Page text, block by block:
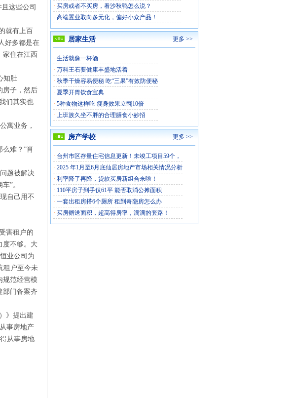
这些公司
就有上百
好多都是在
家住在江西
知肚
房子，然后
们其实也
寓业务，
难？”肖
题被解决
”。
自己用不
害租户的
度不够。大
业公司为
租户至今未
规范经营模
部门备案齐
》提出建
事房地产
从事房地
· 买房或者不买房，看沙秋鸭怎么说？
· 高端置业取向多元化，偏好小众产品！
居家生活 更多 >>
· 生活就像一杯酒
· 万科王石要健康丰盛地活着
· 秋季干燥容易便秘 吃“三果”有效防便秘
· 夏季开胃饮食宝典
· 5种食物这样吃 瘦身效果立翻10倍
· 上班族久坐不胖的合理膳食小妙招
房产学校 更多 >>
· 台州市区存量住宅信息更新！未竣工项目59个，
· 2025 年1月至6月底仙居房地产市场相关情况分析
· 利率降了再降，贷款买房新组合来啦！
· 110平房子到手仅61平 能否取消公摊面积
· 一套出租房搭6个厕所 租到奇葩房怎么办
· 买房赠送面积，超高得房率，满满的套路！